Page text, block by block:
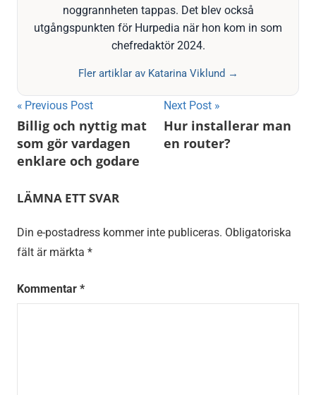
noggrannheten tappas. Det blev också
utgångspunkten för Hurpedia när hon kom in som
chefredaktör 2024.
Fler artiklar av Katarina Viklund →
Inläggsnavigering
Previous Post
Billig och nyttig mat
som gör vardagen
enklare och godare
Next Post
Hur installerar man
en router?
LÄMNA ETT SVAR
Din e-postadress kommer inte publiceras. Obligatoriska
fält är märkta *
Kommentar *